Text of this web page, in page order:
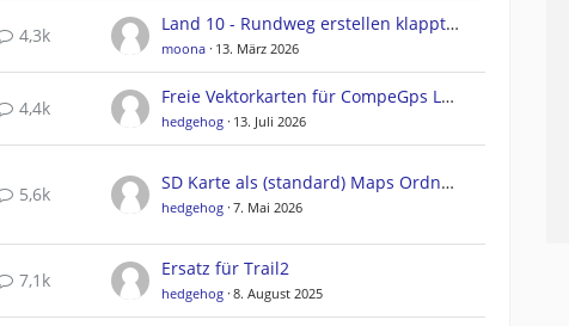
4,3k
Land 10 - Rundweg erstellen klappt nicht
moona 13. März 2026
4,4k
Freie Vektorkarten für CompeGps Land/Air und Twonav
hedgehog 13. Juli 2026
5,6k
SD Karte als (standard) Maps Ordner in TwoNAV 6 für Android einstellen/wählen
hedgehog 7. Mai 2026
7,1k
Ersatz für Trail2
hedgehog 8. August 2025